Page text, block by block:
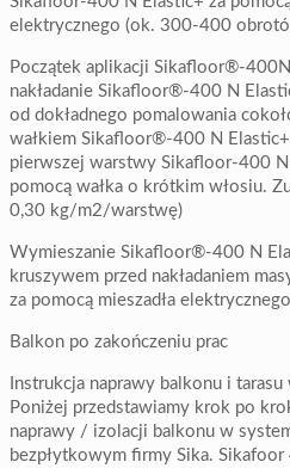
elektrycznego (ok. 300-400
Początek aplikacji Sikafloor®-
nakładanie Sikafloor®-400 N
od dokładnego pomalowania
wałkiem Sikafloor®-400 N
pierwszej warstwy Sikafloor-400 N
pomocą wałka o krótkim włosiu.
0,30 kg/m2/warstwę)
Wymieszanie Sikafloor®-400 N
kruszywem przed nakładaniem
za pomocą mieszadła
Balkon po zakończeniu prac
Instrukcja naprawy balkonu i
Poniżej przedstawiamy krok po
naprawy / izolacji balkonu w
bezpłytkowym firmy Sika.